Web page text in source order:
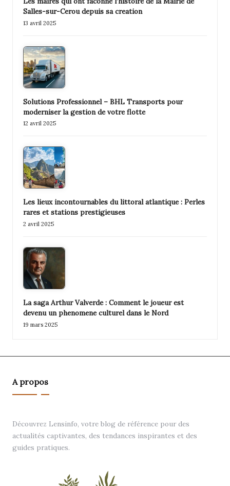
Salles-sur-Cerou depuis sa creation
13 avril 2025
Solutions Professionnel – BHL Transports pour
moderniser la gestion de votre flotte
12 avril 2025
Les lieux incontournables du littoral atlantique : Perles
rares et stations prestigieuses
2 avril 2025
La saga Arthur Valverde : Comment le joueur est
devenu un phenomene culturel dans le Nord
19 mars 2025
A propos
Découvrez Lensinfo, votre blog de référence pour des
actualités captivantes, des tendances inspirantes et des
guides pratiques.